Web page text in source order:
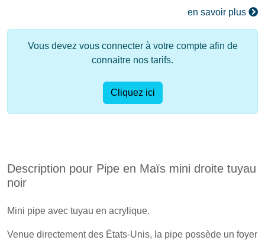
en savoir plus
Vous devez vous connecter à votre compte afin de
connaitre nos tarifs.
Cliquez ici
Description pour Pipe en Maïs mini droite tuyau
noir
Mini pipe avec tuyau en acrylique.
Venue directement des États-Unis, la pipe possède un foyer